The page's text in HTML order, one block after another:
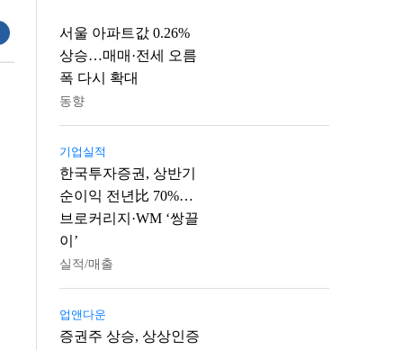
서울 아파트값 0.26%
상승…매매·전세 오름
폭 다시 확대
동향
기업실적
한국투자증권, 상반기
순이익 전년比 70%…
브로커리지·WM ‘쌍끌
이’
실적/매출
업앤다운
증권주 상승, 상상인증